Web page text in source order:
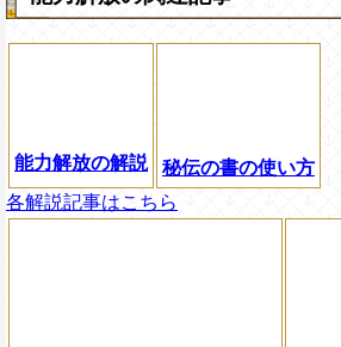
能力解放の解説
秘伝の書の使い方
各解説記事はこちら